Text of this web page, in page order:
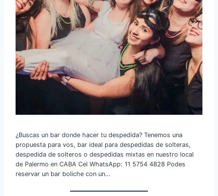
¿Buscas un bar donde hacer tu despedida? Tenemos una
propuesta para vos, bar ideal para despedidas de solteras,
despedida de solteros o despedidas mixtas en nuestro local
de Palermo en CABA Cel WhatsApp: 11 5754 4828 Podes
reservar un bar boliche con un…